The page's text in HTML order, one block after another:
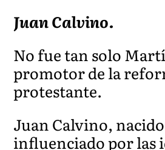
Juan Calvino.
No fue tan solo
promotor de la
protestante.
Juan Calvino, nacido
influenciado por las